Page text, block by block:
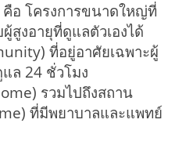
อ โครงการขนาดใหญ่ที่
สูงอายุที่ดูแลตัวเองได้
ที่อยู่อาศัยเฉพาะผู้
ล 24 ชั่วโมง
รวมไปถึงสถาน
ที่มีพยาบาลและแพทย์